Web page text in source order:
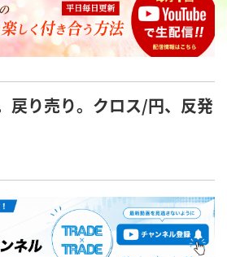
戻り売り。クロス/円、反発